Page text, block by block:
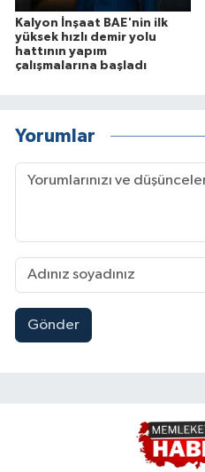
Kalyon İnşaat BAE'nin ilk
yüksek hızlı demir yolu
hattının yapım
çalışmalarına başladı
Yorumlar
Gönder